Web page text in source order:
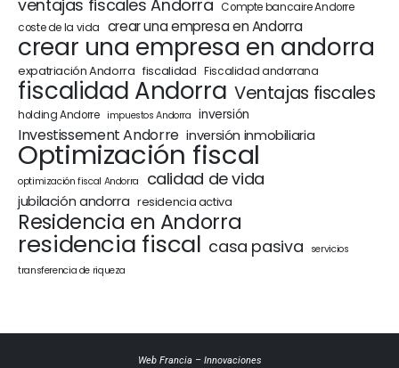
ventajas fiscales Andorra Compte bancaire Andorre
coste de la vida crear una empresa en Andorra
crear una empresa en andorra
expatriación Andorra fiscalidad Fiscalidad andorrana
fiscalidad Andorra Ventajas fiscales
holding Andorre impuestos Andorra inversión
Investissement Andorre inversión inmobiliaria
Optimización fiscal
optimización fiscal Andorra calidad de vida
jubilación andorra residencia activa
Residencia en Andorra
residencia fiscal casa pasiva
servicios
transferencia de riqueza
Web Francia – Innovaciones